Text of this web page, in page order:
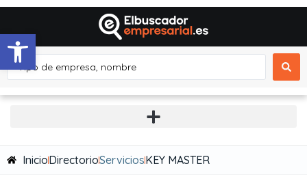
Abrir barra de herramientas
InicioDirectorioServiciosKEY MASTER